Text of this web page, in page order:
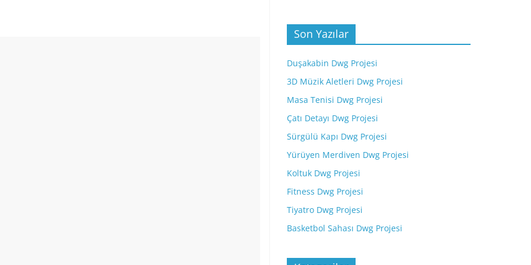
Son Yazılar
Duşakabin Dwg Projesi
3D Müzik Aletleri Dwg Projesi
Masa Tenisi Dwg Projesi
Çatı Detayı Dwg Projesi
Sürgülü Kapı Dwg Projesi
Yürüyen Merdiven Dwg Projesi
Koltuk Dwg Projesi
Fitness Dwg Projesi
Tiyatro Dwg Projesi
Basketbol Sahası Dwg Projesi